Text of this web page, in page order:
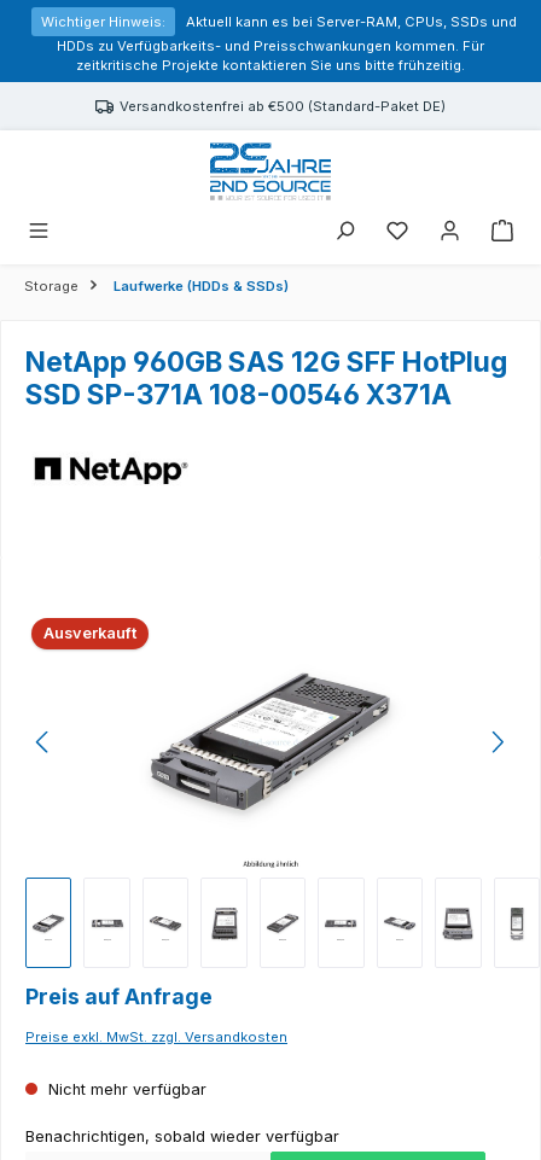
springen
Wichtiger Hinweis:
Aktuell kann es bei Server-RAM, CPUs, SSDs und
HDDs zu Verfügbarkeits- und Preisschwankungen kommen. Für
zeitkritische Projekte kontaktieren Sie uns bitte frühzeitig.
Versandkostenfrei ab €500 (Standard-Paket DE)
Sie haben 0
Storage Laufwerke (HDDs & SSDs)
NetApp 960GB SAS 12G SFF HotPlug
SSD SP-371A 108-00546 X371A
Bildergalerie überspringen
Ausverkauft
Preis auf Anfrage
Preise exkl. MwSt. zzgl. Versandkosten
Nicht mehr verfügbar
Benachrichtigen, sobald wieder verfügbar